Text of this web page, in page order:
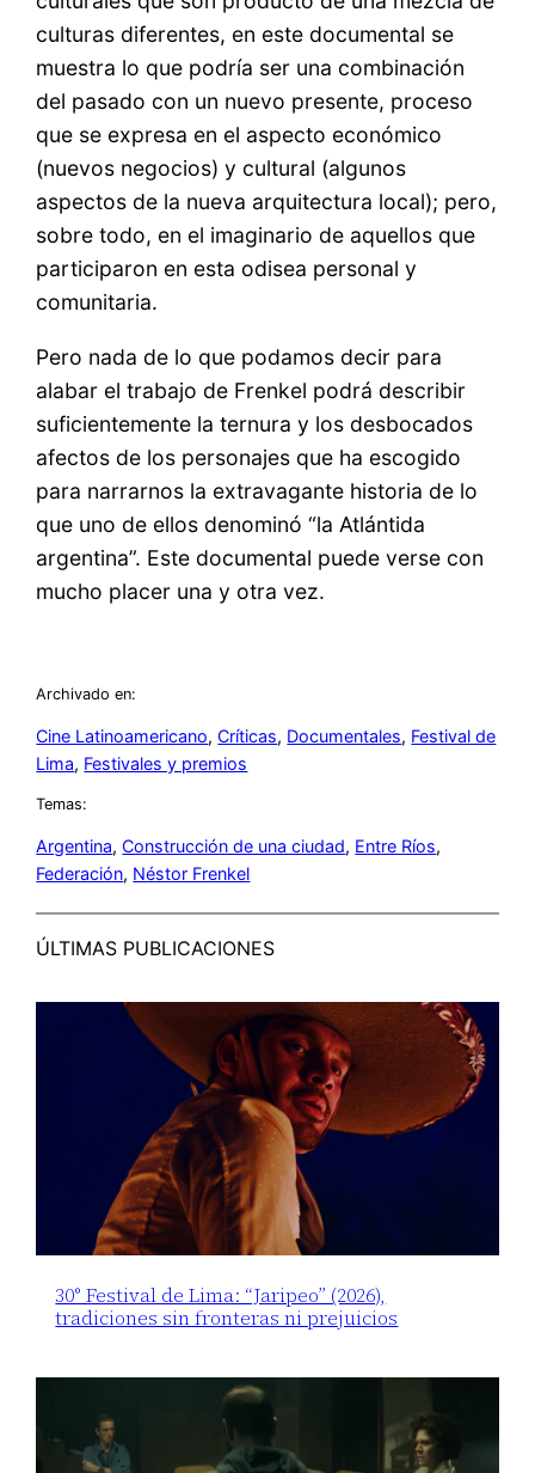
culturas diferentes, en este documental se
muestra lo que podría ser una combinación
del pasado con un nuevo presente, proceso
que se expresa en el aspecto económico
(nuevos negocios) y cultural (algunos
aspectos de la nueva arquitectura local); pero,
sobre todo, en el imaginario de aquellos que
participaron en esta odisea personal y
comunitaria.
Pero nada de lo que podamos decir para
alabar el trabajo de Frenkel podrá describir
suficientemente la ternura y los desbocados
afectos de los personajes que ha escogido
para narrarnos la extravagante historia de lo
que uno de ellos denominó “la Atlántida
argentina”. Este documental puede verse con
mucho placer una y otra vez.
Archivado en:
Cine Latinoamericano, Críticas, Documentales, Festival de
Lima, Festivales y premios
Temas:
Argentina, Construcción de una ciudad, Entre Ríos
Federación, Néstor Frenkel
ÚLTIMAS PUBLICACIONES
30° Festival de Lima: “Jaripeo” (2026),
tradiciones sin fronteras ni prejuicios